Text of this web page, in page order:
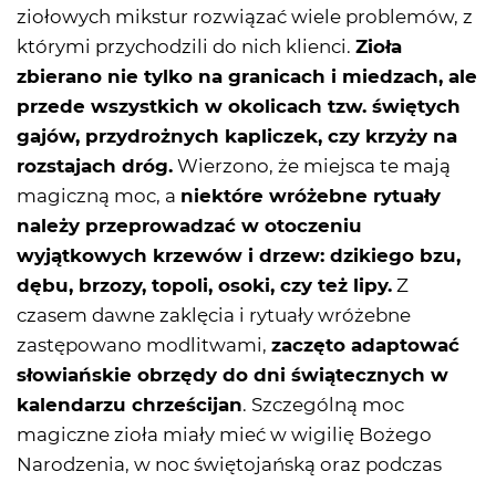
ziołowych mikstur rozwiązać wiele problemów, z
którymi przychodzili do nich klienci. Zioła
zbierano nie tylko na granicach i miedzach, ale
przede wszystkich w okolicach tzw. świętych
gajów, przydrożnych kapliczek, czy krzyży na
rozstajach dróg. Wierzono, że miejsca te mają
magiczną moc, a niektóre wróżebne rytuały
należy przeprowadzać w otoczeniu
wyjątkowych krzewów i drzew: dzikiego bzu,
dębu, brzozy, topoli, osoki, czy też lipy. Z
czasem dawne zaklęcia i rytuały wróżebne
zastępowano modlitwami, zaczęto adaptować
słowiańskie obrzędy do dni świątecznych w
kalendarzu chrześcijan. Szczególną moc
magiczne zioła miały mieć w wigilię Bożego
Narodzenia, w noc świętojańską oraz podczas